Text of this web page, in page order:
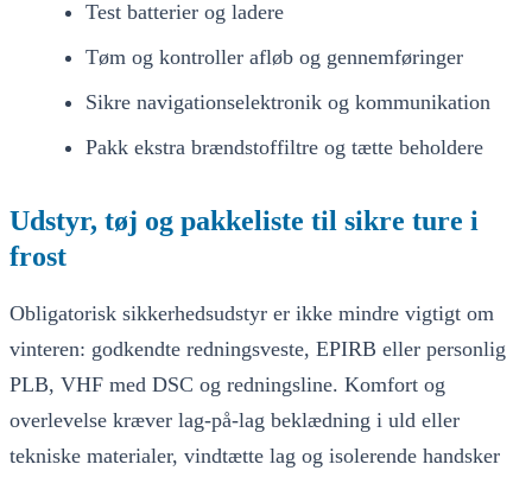
Test batterier og ladere
Tøm og kontroller afløb og gennemføringer
Sikre navigationselektronik og kommunikation
Pakk ekstra brændstoffiltre og tætte beholdere
Udstyr, tøj og pakkeliste til sikre ture i
frost
Obligatorisk sikkerhedsudstyr er ikke mindre vigtigt om
vinteren: godkendte redningsveste, EPIRB eller personlig
PLB, VHF med DSC og redningsline. Komfort og
overlevelse kræver lag-på-lag beklædning i uld eller
tekniske materialer, vindtætte lag og isolerende handsker